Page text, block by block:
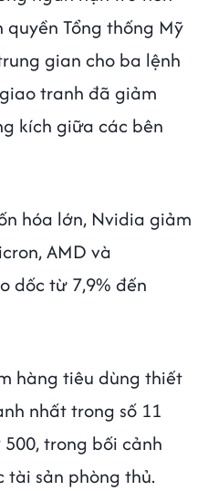
quyền Tổng thống Mỹ
gian cho ba lệnh
tranh đã giảm
kích giữa các bên
hóa lớn, Nvidia giảm
AMD và
dốc từ 7,9% đến
hàng tiêu dùng thiết
nhất trong số 11
500, trong bối cảnh
sản phòng thủ.